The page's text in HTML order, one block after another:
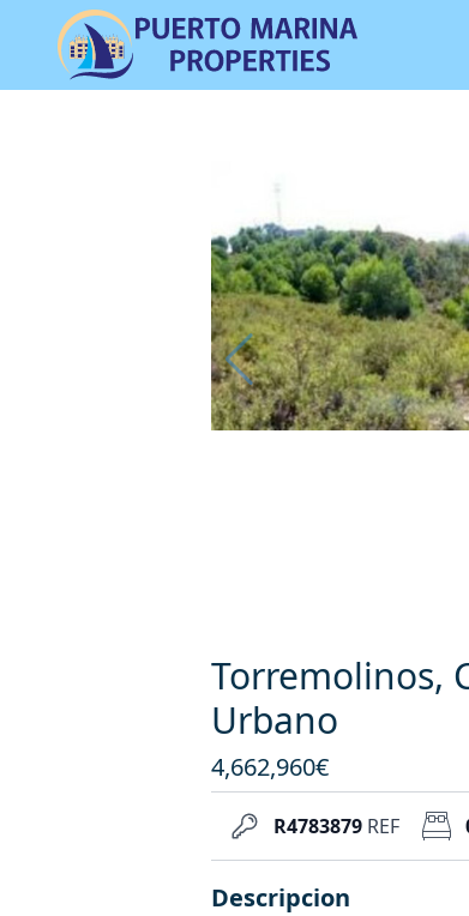
Torremolinos,
Urbano
4,662,960€
R4783879 REF
Descripcion